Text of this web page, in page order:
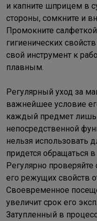
и капните шприцем в
стороны, сомкните и
Промокните
гигиенических
свой инструмент к
плавным.
Регулярный уход за
важнейшее условие
каждый предмет лишь
непосредственной
нельзя использовать
придется обращаться
Регулярно
его режущих свойств
Своевременное
увеличит срок его
Затупленный в